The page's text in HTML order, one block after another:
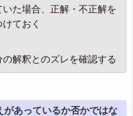
た場合、正解・不正解を
ておく
解釈とのズレを確認する
があっているか否かではな